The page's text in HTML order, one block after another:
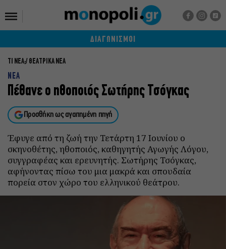
ΔΙΑΓΩΝΙΣΜΟΙ
ΤΙ ΝΕΑ; ΘΕΑΤΡΙΚΑ ΝΕΑ
ΝΕΑ
Πέθανε ο ηθοποιός Σωτήρης Τσόγκας
Προσθήκη ως αγαπημένη πηγή
Έφυγε από τη ζωή την Τετάρτη 17 Ιουνίου ο
σκηνοθέτης, ηθοποιός, καθηγητής Αγωγής Λόγου,
συγγραφέας και ερευνητής. Σωτήρης Τσόγκας,
αφήνοντας πίσω του μια μακρά και σπουδαία
πορεία στον χώρο του ελληνικού θεάτρου.